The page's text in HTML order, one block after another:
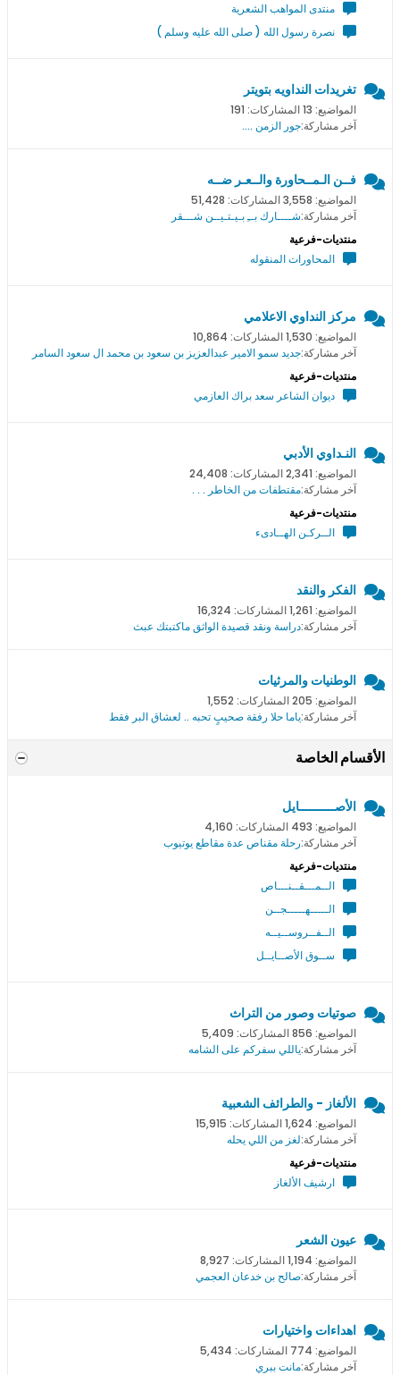
منتدى المواهب الشعرية
نصرة رسول الله ( صلى الله عليه وسلم )
تغريدات النداويه بتويتر
المواضيع: 13 المشاركات: 191
آخر مشاركة:جور الزمن ....
فــن الـمــحاورة والــعـر ضــه
المواضيع: 3,558 المشاركات: 51,428
آخر مشاركة:شــــارك بــِ بـيـتـيــن شـــقر
منتديات-فرعية
المحاورات المنقوله
مركز النداوي الاعلامي
المواضيع: 1,530 المشاركات: 10,864
آخر مشاركة:جديد سمو اﻻمير عبدالعزيز بن سعود بن محمد ال سعود السامر
منتديات-فرعية
ديوان الشاعر سعد براك العازمي
النـداوي الأدبي
المواضيع: 2,341 المشاركات: 24,408
آخر مشاركة:مقتطفات من الخاطر . . .
منتديات-فرعية
الــركـن الهــادىء
الفكر والنقد
المواضيع: 1,261 المشاركات: 16,324
آخر مشاركة:دراسة ونقد قصيدة الواثق ماكتبتك عبث
الوطنيات والمرثيات
المواضيع: 205 المشاركات: 1,552
آخر مشاركة:ياما حلا رفقة صحيبٍ تحبه .. لعشاق البر فقط
الأقسام الخاصة
الأصــــــــــايل
المواضيع: 493 المشاركات: 4,160
آخر مشاركة:رحلة مقناص عدة مقاطع يوتيوب
منتديات-فرعية
الــمـــقــنـــاص
الـــــهـــــجــن
الــفــروســيــه
ســوق الأصــايــل
صوتيات وصور من التراث
المواضيع: 856 المشاركات: 5,409
آخر مشاركة:ياللي سفركم على الشامه
الألغاز - والطرائف الشعبية
المواضيع: 1,624 المشاركات: 15,915
آخر مشاركة:لغز من اللي يحله
منتديات-فرعية
ارشيف الألغاز
عيون الشعر
المواضيع: 1,194 المشاركات: 8,927
آخر مشاركة:صالح بن خدعان العجمي
اهداءات واختيارات
المواضيع: 774 المشاركات: 5,434
آخر مشاركة:مانت ببري